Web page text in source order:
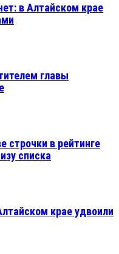
в Алтайском крае
главы
строчки в рейтинге
списка
крае удвоили